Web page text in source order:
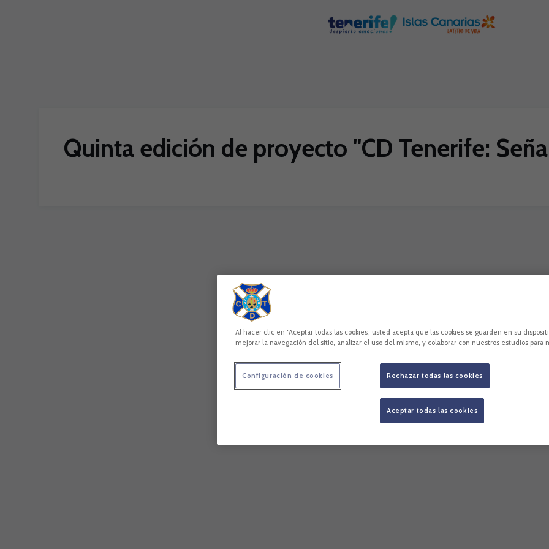
Quinta edición de proyecto "CD Tenerife:
Al hacer clic en “Aceptar todas las cookies”, usted acepta que las cookies se guarden en su
mejorar la navegación del sitio, analizar el uso del mismo, y colaborar con nuestros estudios para
Rechazar todas las cookies
Aceptar todas las cookies
Configuración de cookies